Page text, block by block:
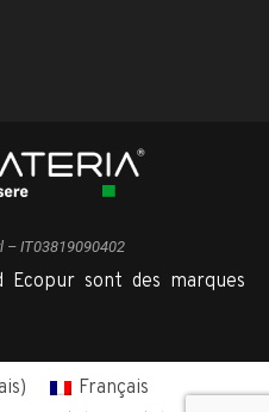
– IT03819090402
Ecopur sont des marques
)
Français